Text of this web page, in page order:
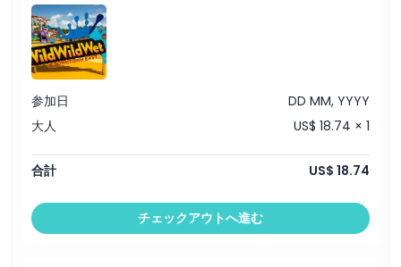
参加日
DD MM, YYYY
大人
US$ 18.74 × 1
合計 US$ 18.74
チェックアウトへ進む